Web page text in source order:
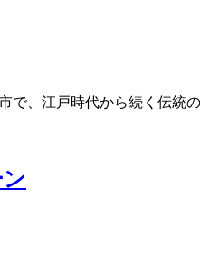
、江戸時代から続く伝